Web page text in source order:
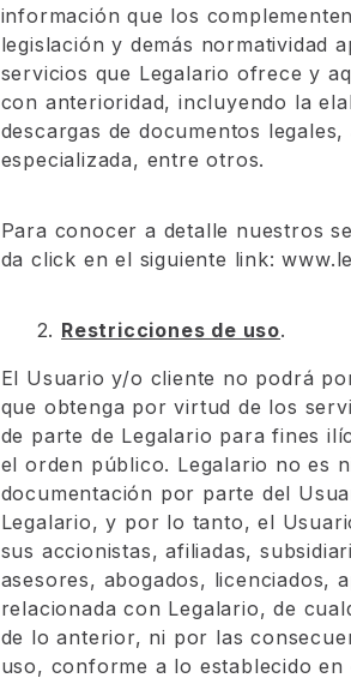
información que los
legislación y demás normatividad
servicios que Legalario ofrece y
con anterioridad, incluyendo la
descargas de documentos
especializada, entre otros.
Para conocer a detalle nuestros
da click en el siguiente link:
2. Restricciones de uso.
El Usuario y/o cliente no podrá
que obtenga por virtud de los
de parte de Legalario para fines
el orden público. Legalario no es
documentación por parte del
Legalario, y por lo tanto, el
sus accionistas, afiliadas,
asesores, abogados, licenciados,
relacionada con Legalario, de
de lo anterior, ni por las
uso, conforme a lo establecido